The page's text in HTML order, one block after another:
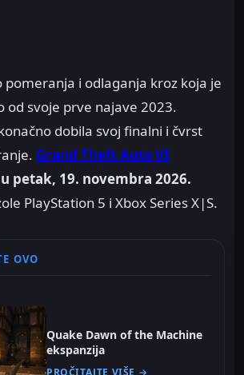
pomeranja i odlaganja kroz koja je
od svoje prve najave 2023.
dobila svoj finalni i čvrst
Grand Theft Auto VI
petak, 19. novembra 2026.
PlayStation 5 i Xbox Series X|S.
OVO
Quake Dawn of the Machine
ekspanzija